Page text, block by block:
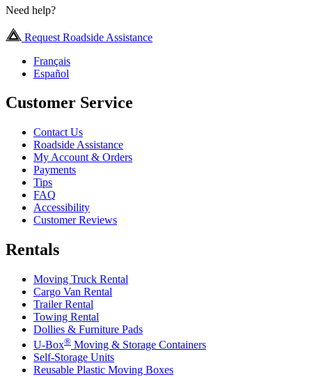
Need help?
Request Roadside Assistance
Français
Español
Customer Service
Contact Us
Roadside Assistance
My Account & Orders
Payments
Tips
FAQ
Accessibility
Customer Reviews
Rentals
Moving Truck Rental
Cargo Van Rental
Trailer Rental
Towing Rental
Dollies & Furniture Pads
U-Box® Moving & Storage Containers
Self-Storage Units
Reusable Plastic Moving Boxes